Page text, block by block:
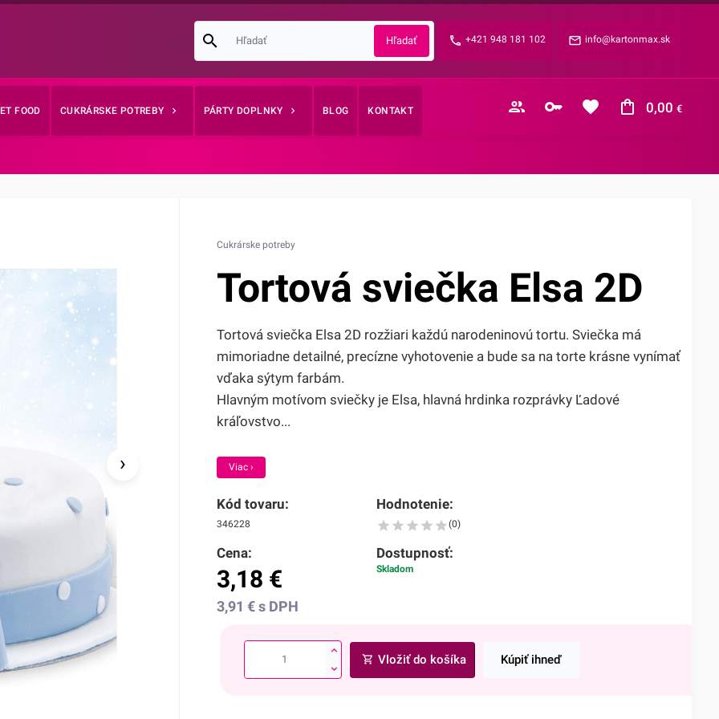
info@kartonmax.sk
+421 948 181 102
FOOD CUKRÁRSKE POTREBY PÁRTY DOPLNKY BLOG KONTAKT 0,00€
Zabudnuté heslo?
›
Cukrárske potreby
Tortová sviečka Elsa 2D
Tortová sviečka Elsa 2D rozžiari každú narodeninovú tortu. Sviečka má
mimoriadne detailné, precízne vyhotovenie a bude sa na torte krásne vynímať
vďaka sýtym farbám.
Hlavným motívom sviečky je Elsa, hlavná hrdinka rozprávky Ľadové
kráľovstvo...
Viac ›
Kód tovaru:
346228
Hodnotenie:
(0)
Cena:
3,18 €
3,91 €s DPH
Dostupnosť:
Skladom
Vložiť do košíka Kúpiť ihneď